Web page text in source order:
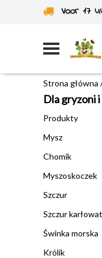
Voor 17
Strona główna
Dla gryzoni
Produkty
Mysz
Chomik
Myszoskoczek
Szczur
Szczur
Świnka morska
Królik